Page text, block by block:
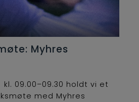
Myhres
kl. 09.00–09.30 holdt vi et
med Myhres